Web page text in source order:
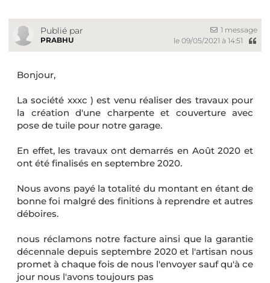
Publié par
PRABHU
1 message
le 09/05/2021 à 14:51
Bonjour,
La société xxxc ) est venu réaliser des travaux pour
la création d'une charpente et couverture avec
pose de tuile pour notre garage.
En effet, les travaux ont demarrés en Août 2020 et
ont été finalisés en septembre 2020.
Nous avons payé la totalité du montant en étant de
bonne foi malgré des finitions à reprendre et autres
déboires.
nous réclamons notre facture ainsi que la garantie
décennale depuis septembre 2020 et l'artisan nous
promet à chaque fois de nous l'envoyer sauf qu'à ce
jour nous l'avons toujours pas